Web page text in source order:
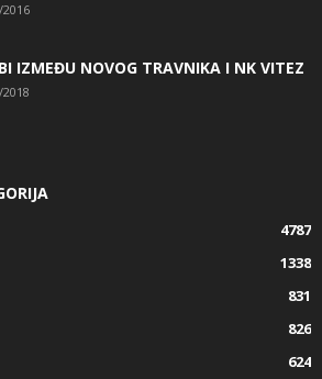
IZMEĐU NOVOG TRAVNIKA I NK VITEZ
4787
1338
831
826
624